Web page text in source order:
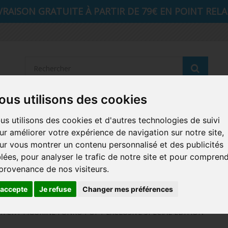
utilisons des cookies
utilisons des cookies et d'autres technologies de suivi
améliorer votre expérience de navigation sur notre site,
vous montrer un contenu personnalisé et des publicités
pour analyser le trafic de notre site et pour
de nos visiteurs.
Je refuse Changer mes préférences
GRATUITE À PARTIR DE 79€ EN POINT
AUTRES COMICS MUSIQUE SPORTS POP
FUNKO HOME FUNKO VINYL SODA RETRO
CARTE A JOUER
/ FIGURINE FUNKO POP / EXCLUSIVE SPECIAL EDITION